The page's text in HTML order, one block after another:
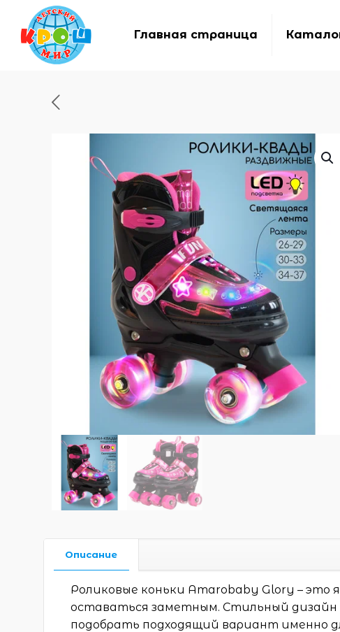
Главная страница
Описание
Роликовые коньки Amarobaby Glory – это
оставаться заметным. Стильный дизайн
подобрать подходящий вариант именно